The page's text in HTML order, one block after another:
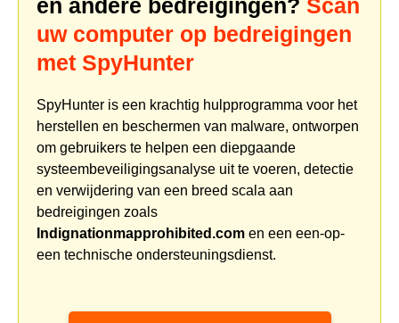
en andere bedreigingen? Scan
uw computer op bedreigingen
met SpyHunter
SpyHunter is een krachtig hulpprogramma voor het
herstellen en beschermen van malware, ontworpen
om gebruikers te helpen een diepgaande
systeembeveiligingsanalyse uit te voeren, detectie
en verwijdering van een breed scala aan
bedreigingen zoals
Indignationmapprohibited.com en een een-op-
een technische ondersteuningsdienst.